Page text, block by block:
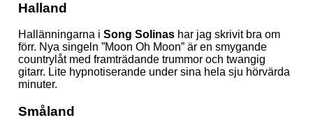
Halland
Hallänningarna i Song Solinas har jag skrivit bra om
förr. Nya singeln ”Moon Oh Moon” är en smygande
countrylåt med framträdande trummor och twangig
gitarr. Lite hypnotiserande under sina hela sju hörvärda
minuter.
Småland